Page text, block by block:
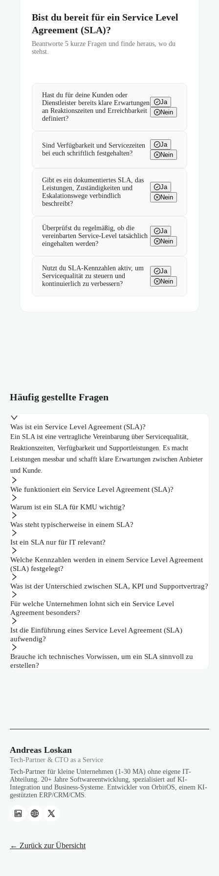
Bist du bereit für ein Service Level
Agreement (SLA)?
Beantworte 5 kurze Fragen und finde heraus, wo du
stehst.
Hast du für deine Kunden oder
Dienstleister bereits klare Erwartungen
an Reaktionszeiten und Erreichbarkeit
definiert?
Ja
Nein
Sind Verfügbarkeit und Servicezeiten
bei euch schriftlich festgehalten?
Ja
Nein
Gibt es ein dokumentiertes SLA, das
Leistungen, Zuständigkeiten und
Eskalationswege verbindlich
beschreibt?
Ja
Nein
Überprüfst du regelmäßig, ob die
vereinbarten Service-Level tatsächlich
eingehalten werden?
Ja
Nein
Nutzt du SLA-Kennzahlen aktiv, um
Servicequalität zu steuern und
kontinuierlich zu verbessern?
Ja
Nein
Häufig gestellte Fragen
Was ist ein Service Level Agreement (SLA)?
Ein SLA ist eine vertragliche Vereinbarung über Servicequalität,
Reaktionszeiten, Verfügbarkeit und Supportleistungen. Es macht
Leistungen messbar und schafft klare Erwartungen zwischen Anbieter
und Kunde.
Wie funktioniert ein Service Level Agreement (SLA)?
Warum ist ein SLA für KMU wichtig?
Was steht typischerweise in einem SLA?
Ist ein SLA nur für IT relevant?
Welche Kennzahlen werden in einem Service Level Agreement
(SLA) festgelegt?
Was ist der Unterschied zwischen SLA, KPI und Supportvertrag?
Für welche Unternehmen lohnt sich ein Service Level
Agreement besonders?
Ist die Einführung eines Service Level Agreement (SLA)
aufwendig?
Brauche ich technisches Vorwissen, um ein SLA sinnvoll zu
erstellen?
Andreas Loskan
Tech-Partner & CTO as a Service
Tech-Partner für kleine Unternehmen (1-30 MA) ohne eigene IT-
Abteilung. 20+ Jahre Softwareentwicklung, spezialisiert auf KI-
Integration und Business-Systeme. Entwickler von OrbitOS, einem KI-
gestützten ERP/CRM/CMS.
← Zurück zur Übersicht